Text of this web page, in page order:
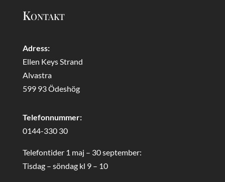
Kontakt
Adress:
Ellen Keys Strand
Alvastra
599 93 Ödeshög
Telefonnummer:
0144-330 30
Telefontider 1 maj – 30 september:
Tisdag – söndag kl 9 – 10